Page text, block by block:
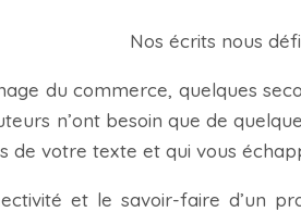
Nos écrits nous
du commerce, quelques
n’ont besoin que de
de votre texte et qui vous
et le savoir-faire d’un